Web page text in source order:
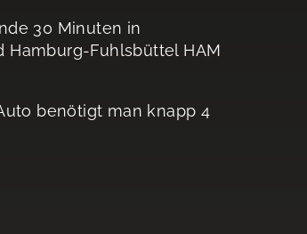
30 Minuten in
Hamburg-Fuhlsbüttel HAM
benötigt man knapp 4